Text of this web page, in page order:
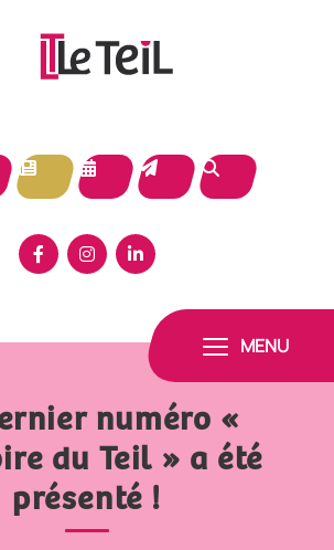
MENU
numéro «
du Teil » a été
présenté !